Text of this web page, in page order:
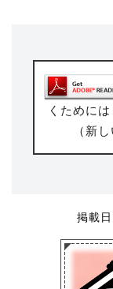
くために
（新
掲載